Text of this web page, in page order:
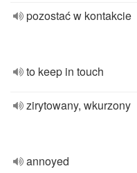
pozostać w kontakcie
to keep in touch
zirytowany, wkurzony
annoyed